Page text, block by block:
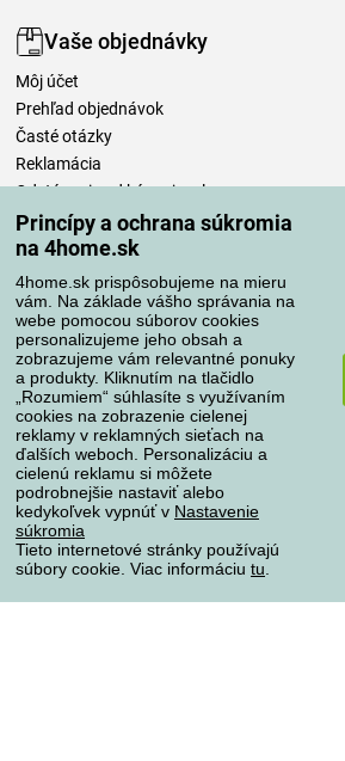
Princípy a ochrana súkromia
na 4home.sk
4home.sk prispôsobujeme na mieru
vám. Na základe vášho správania na
webe pomocou súborov cookies
personalizujeme jeho obsah a
zobrazujeme vám relevantné ponuky
a produkty. Kliknutím na tlačidlo
„Rozumiem“ súhlasíte s využívaním
cookies na zobrazenie cielenej
reklamy v reklamných sieťach na
ďalších weboch. Personalizáciu a
cielenú reklamu si môžete
podrobnejšie nastaviť alebo
kedykoľvek vypnúť v Nastavenie
súkromia
Tieto internetové stránky používajú
súbory cookie. Viac informáciu tu
Vaše objednávky
Môj účet
Prehľad objednávok
Časté otázky
Reklamácia
Odstúpenie od kúpnej zmluvy
Pravidlá spracovania recenzií
Spôsoby dopravy
Spôsoby platby
Spoľahlivý obchod